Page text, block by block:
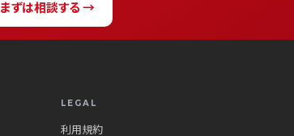
まずは相談する →
LEGAL
利用規約